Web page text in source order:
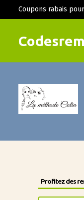
Coupons rabais
Profitez des